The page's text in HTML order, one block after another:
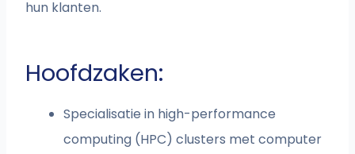
hun klanten.
Hoofdzaken:
Specialisatie in high-performance
computing (HPC) clusters met computer